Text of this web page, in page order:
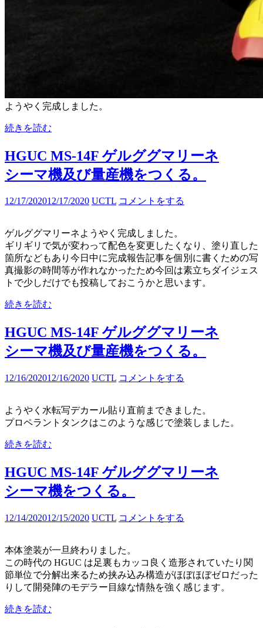
ようやく完成しました。
続きを読む
HGUC MS-14F ゲルググマリーネ
シーマ機及び量産機をつくる。
12/17/202012/17/2020 UCTL コメントをする
ゲルググマリーネようやく完成しました。
ギリギリで気が変わって配色を変更したくなり、塗り直した
箇所などもあり今日中に完成報告記事を個別に書くための写
真撮影の時間等が作れなかったため今回は素立ちダイジェス
トで少しだけでも投稿しておこうかと思います。
続きを読む
HGUC MS-14F ゲルググマリーネ
シーマ機及び量産機をつくる。
12/16/202012/16/2020 UCTL コメントをする
ようやく水転写デカール貼り直前まできました。
プロペラントタンクはこのような感じで塗装しました。
続きを読む
HGUC MS-14F ゲルググマリーネ
シーマ機をつくる。
12/14/202012/15/2020 UCTL コメントをする
本体塗装が一旦終わりました。
この時代の HGUC は足裏もカッコ良く造形されていたり関
節単位で分解出来るため挟み込み構造がほぼほぼゼロだった
りして開発陣のモデラー目線な情熱を強く感じます。
続きを読む